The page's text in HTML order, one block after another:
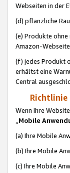
Webseiten in der
(d) pflanzliche
(e) Produkte
Amazon-
(f) jedes Produkt
erhältst eine
Central
Richtlinie
Wenn Ihre
„Mobile
(a) Ihre Mobile
(b) Ihre Mobile
(c) Ihre Mobile